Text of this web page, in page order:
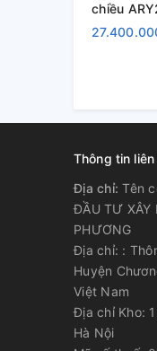
chiều
Thông tin liên
Địa chỉ:Tên
ĐẦU TƯ XÂY
PHƯƠNG
Địa chỉ: :
Huyện
Việt Nam
Địa chỉ Kho:
Hà Nội